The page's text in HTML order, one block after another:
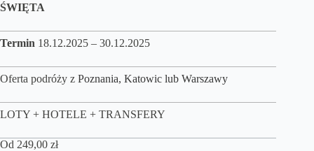
ŚWIĘTA
Termin 18.12.2025 – 30.12.2025
Oferta podróży z Poznania, Katowic lub Warszawy
LOTY + HOTELE + TRANSFERY
Od 249,00 zł